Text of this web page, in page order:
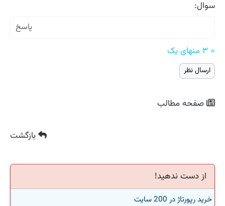
سوال:
= ۳ منهای یک
صفحه مطالب
بازگشت
از دست ندهید!
خرید رپورتاژ در 200 سایت